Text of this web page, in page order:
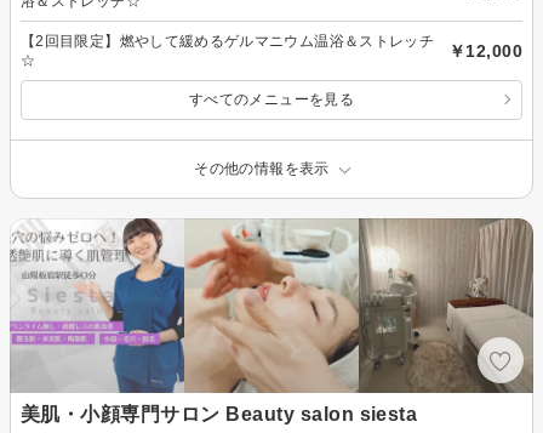
【2回目限定】燃やして緩めるゲルマニウム温浴＆ストレッチ
☆
￥12,000
すべてのメニューを見る
その他の情報を表示
美肌・小顔専門サロン Beauty salon siesta